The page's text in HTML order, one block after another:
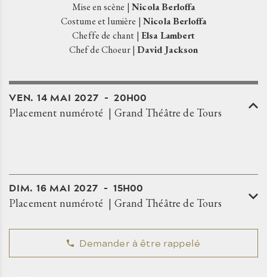
Mise en scène |Nicola Berloffa
Costume et lumière | Nicola Berloffa
Cheffe de chant | Elsa Lambert
Chef de Choeur |David Jackson
VEN. 14 MAI 2027 20H00
Placement numéroté Grand Théâtre de Tours
DIM. 16 MAI 2027 15H00
Placement numéroté Grand Théâtre de Tours
Demander à être rappelé